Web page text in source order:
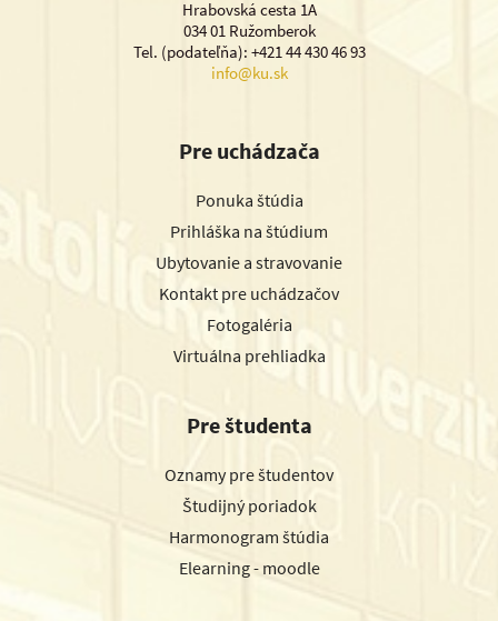
Hrabovská cesta 1A
034 01 Ružomberok
Tel. (podateľňa): +421 44 430 46 93
info@ku.sk
Pre uchádzača
Ponuka štúdia
Prihláška na štúdium
Ubytovanie a stravovanie
Kontakt pre uchádzačov
Fotogaléria
Virtuálna prehliadka
Pre študenta
Oznamy pre študentov
Študijný poriadok
Harmonogram štúdia
Elearning - moodle